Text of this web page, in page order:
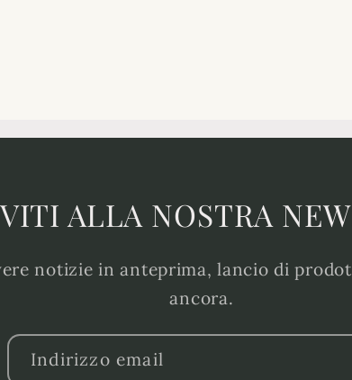
ALLA NOSTRA
notizie in anteprima, lancio di
ancora.
Indirizzo email